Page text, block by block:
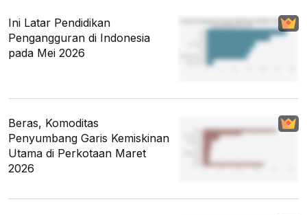
Ini Latar Pendidikan
Pengangguran di Indonesia
pada Mei 2026
Beras, Komoditas
Penyumbang Garis Kemiskinan
Utama di Perkotaan Maret
2026